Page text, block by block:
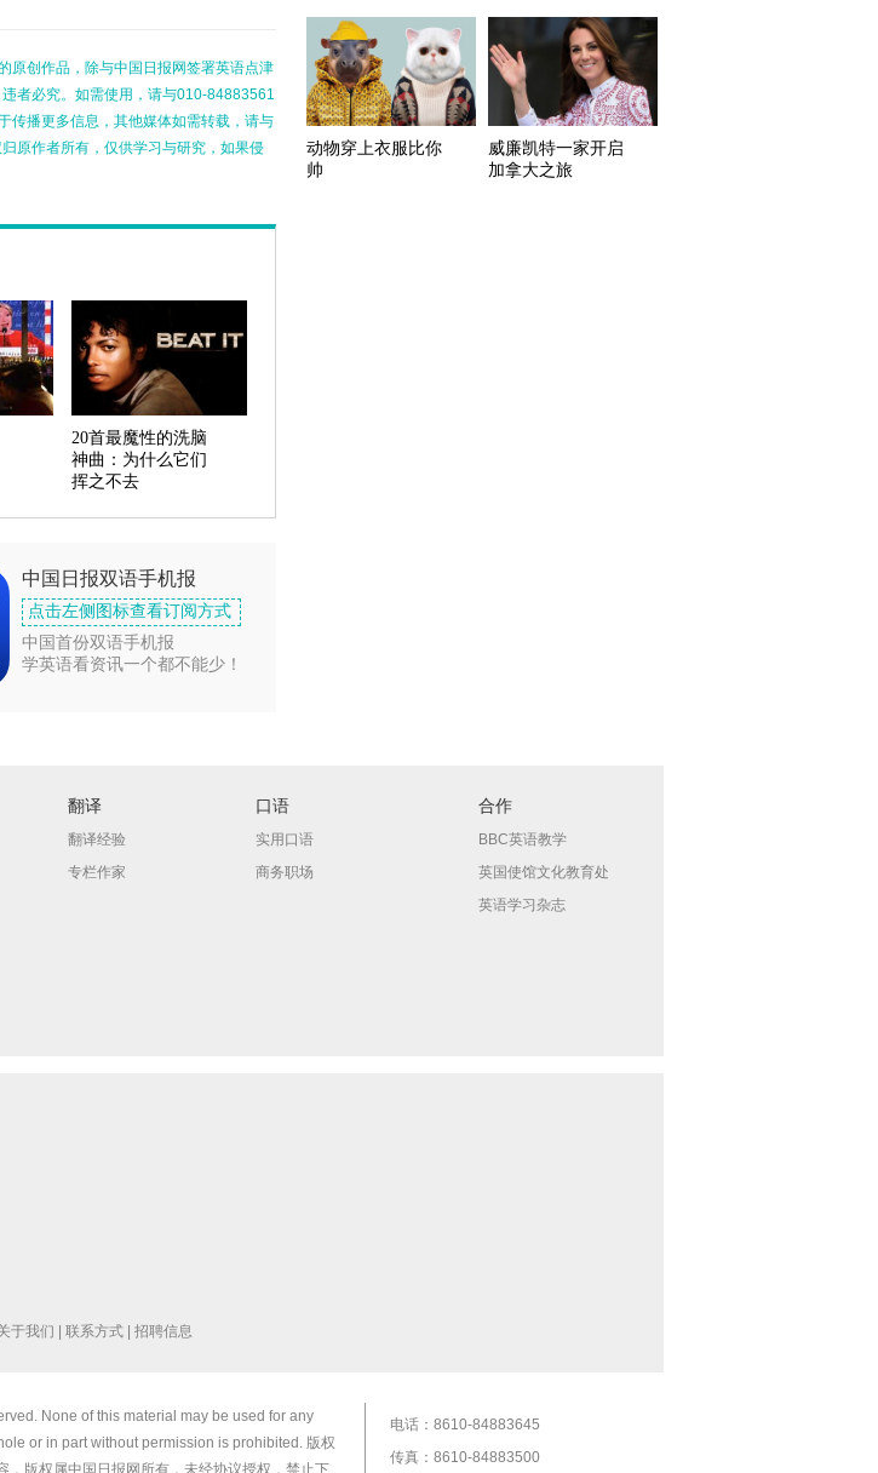
原创作品，除与中国日报网签署英语点津
者必究。如需使用，请与010-84883561
传播更多信息，其他媒体如需转载，请与
原作者所有，仅供学习与研究，如果侵
20首最魔性的洗脑
神曲：为什么它们
挥之不去
中国日报双语手机报
点击左侧图标查看订阅方式
中国首份双语手机报
学英语看资讯一个都不能少！
动物穿上衣服比你
帅
威廉凯特一家开启
加拿大之旅
翻译
翻译经验
专栏作家
口语
实用口语
商务职场
合作
BBC英语教学
英国使馆文化教育处
英语学习杂志
于我们 联系方式 招聘信息
None of this material may be used for any
or in part without permission is prohibited. 版权
版权属中国日报网所有，未经协议授权，禁止下
电话：8610-84883645
传真：8610-84883500